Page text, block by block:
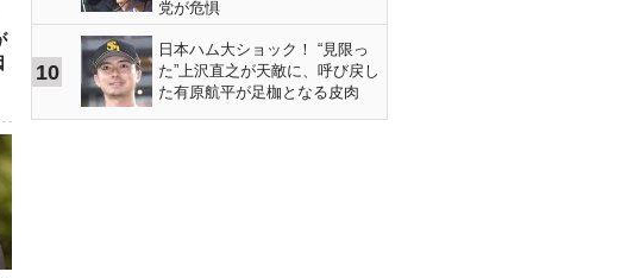
党が危惧
10
日本ハム大ショック！ “見限っ
た”上沢直之が天敵に、呼び戻し
た有原航平が足枷となる皮肉